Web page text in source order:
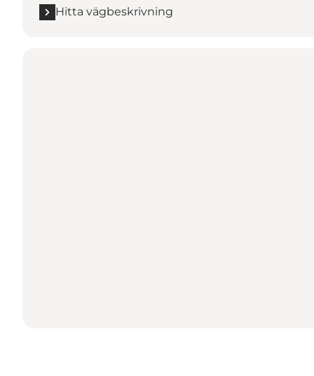
Hitta vägbeskrivning